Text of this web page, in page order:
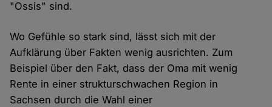
"Ossis" sind.
Wo Gefühle so stark sind, lässt sich mit der
Aufklärung über Fakten wenig ausrichten. Zum
Beispiel über den Fakt, dass der Oma mit wenig
Rente in einer strukturschwachen Region in
Sachsen durch die Wahl einer